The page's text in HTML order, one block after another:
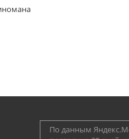
По данным